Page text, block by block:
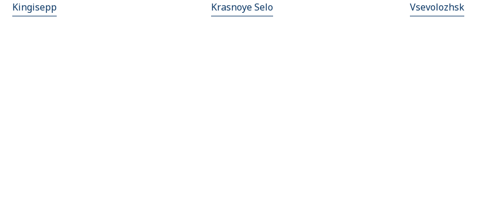
Kingisepp Krasnoye Selo Vsevolozhsk